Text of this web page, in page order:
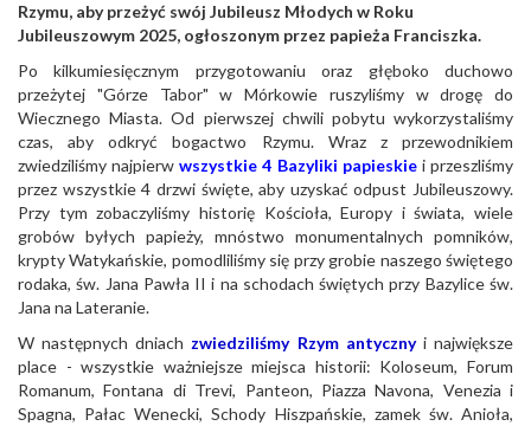
Rzymu, aby przeżyć swój Jubileusz Młodych w Roku
Jubileuszowym 2025, ogłoszonym przez papieża Franciszka.
Po kilkumiesięcznym przygotowaniu oraz głęboko duchowo
przeżytej "Górze Tabor" w Mórkowie ruszyliśmy w drogę do
Wiecznego Miasta. Od pierwszej chwili pobytu wykorzystaliśmy
czas, aby odkryć bogactwo Rzymu. Wraz z przewodnikiem
zwiedziliśmy najpierwwszystkie 4 Bazyliki papieskiei przeszliśmy
przez wszystkie 4 drzwi święte, aby uzyskać odpust Jubileuszowy.
Przy tym zobaczyliśmy historię Kościoła, Europy i świata, wiele
grobów byłych papieży, mnóstwo monumentalnych pomników,
krypty Watykańskie, pomodliliśmy się przy grobie naszego świętego
rodaka, św. Jana Pawła II i na schodach świętych przy Bazylice św.
Jana na Lateranie.
W następnych dniach zwiedziliśmy Rzym antycznyi największe
place - wszystkie ważniejsze miejsca historii: Koloseum, Forum
Romanum, Fontana di Trevi, Panteon, Piazza Navona, Venezia i
Spagna, Pałac Wenecki, Schody Hiszpańskie, zamek św. Anioła,